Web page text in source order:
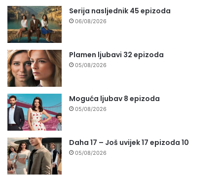
Serija nasljednik 45 epizoda
06/08/2026
Plamen ljubavi 32 epizoda
05/08/2026
Moguća ljubav 8 epizoda
05/08/2026
Daha 17 – Još uvijek 17 epizoda 10
05/08/2026